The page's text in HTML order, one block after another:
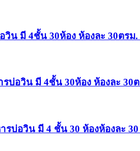
น มี 4ชั้น 30ห้อง ห้องละ 30ตรม
บ่อวิน มี 4ชั้น 30ห้อง ห้องละ 30
รบ่อวิน มี 4 ชั้น 30 ห้องห้องละ